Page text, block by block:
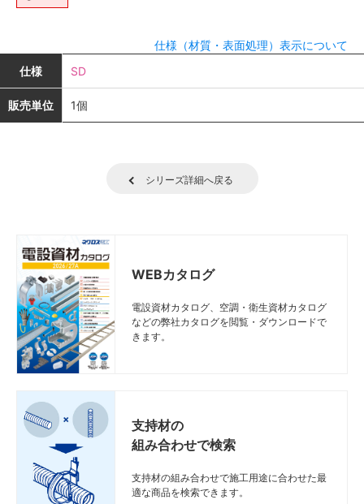
仕様（材質・表面処理）表示について
仕様
SD
販売単位 1個
シリーズ詳細へ戻る
WEBカタログ
電設資材カタログ、空調・衛生資材カタログ
などの弊社カタログを閲覧・ダウンロードで
きます。
支持材の
組み合わせで検索
支持材の組み合わせで施工用途に合わせた最
適な商品を検索できます。